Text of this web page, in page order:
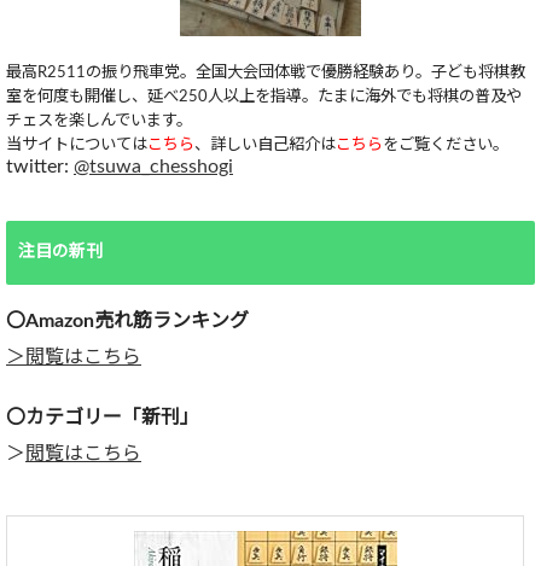
最高R2511の振り飛車党。全国大会団体戦で優勝経験あり。子ども将棋教
室を何度も開催し、延べ250人以上を指導。たまに海外でも将棋の普及や
チェスを楽しんでいます。
当サイトについてはこちら 、詳しい自己紹介はこちら をご覧ください。
twitter: @tsuwa_chesshogi
注目の新刊
〇Amazon売れ筋ランキング
＞閲覧はこちら
〇カテゴリー「新刊」
＞ 閲覧はこちら